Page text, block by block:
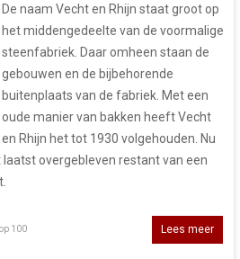
De naam Vecht en Rhijn staat groot op
het middengedeelte van de voormalige
steenfabriek. Daar omheen staan de
gebouwen en de bijbehorende
buitenplaats van de fabriek. Met een
oude manier van bakken heeft Vecht
en Rhijn het tot 1930 volgehouden. Nu
overgebleven restant van een
100 Lees meer